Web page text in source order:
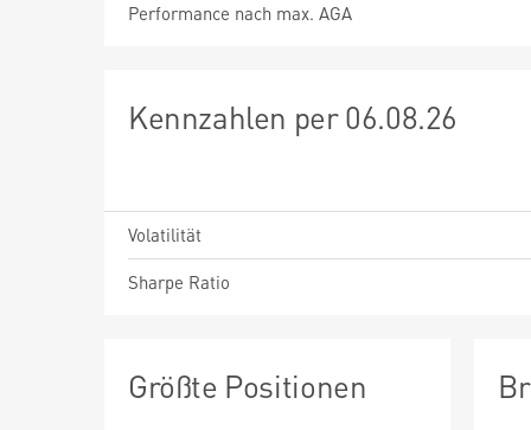
Performance nach max. AGA
Kennzahlen per 06.08.26
Volatilität
Sharpe Ratio
Größte Positionen